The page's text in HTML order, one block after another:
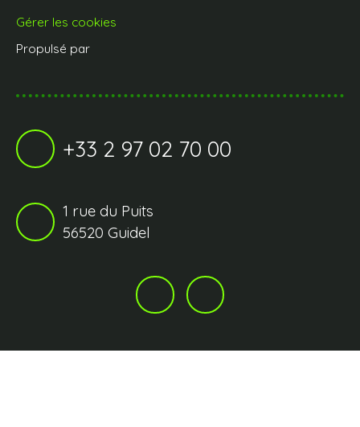
Gérer les cookies
Propulsé par
+33 2 97 02 70 00
1 rue du Puits
56520 Guidel